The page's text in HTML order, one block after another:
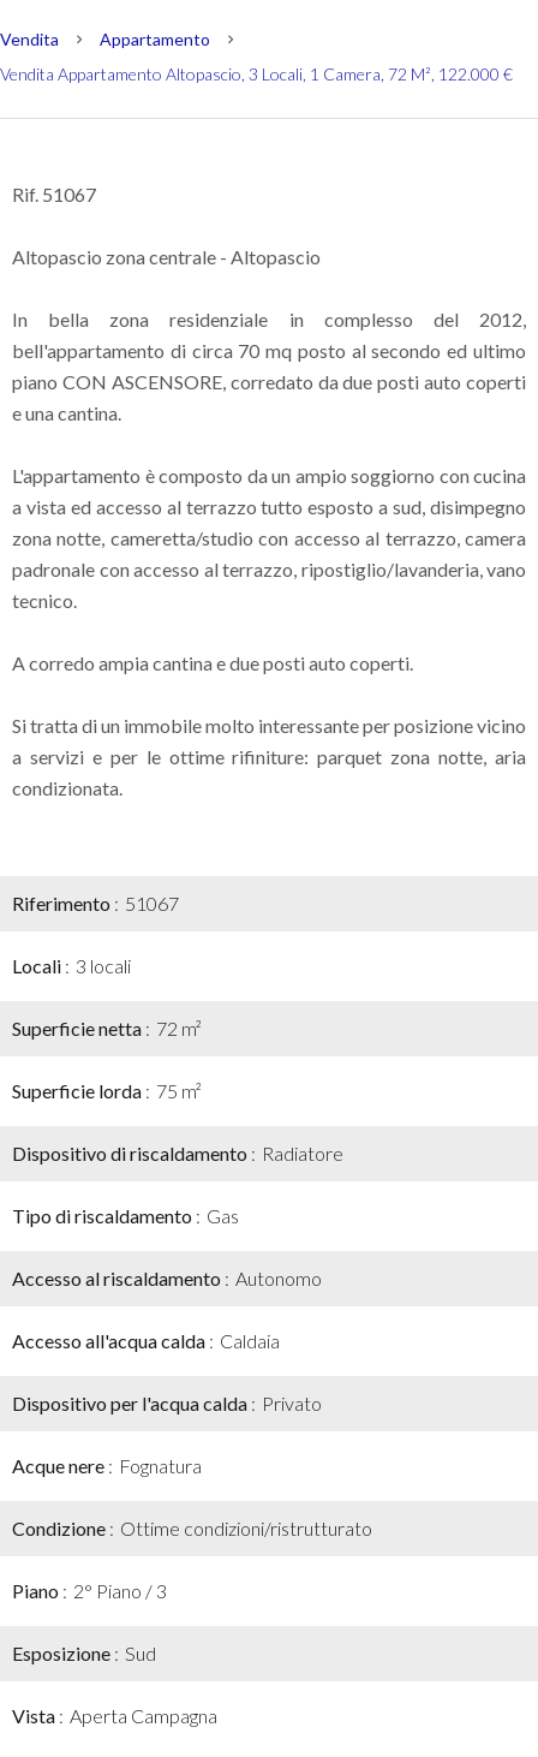
Vendita
Appartamento
Vendita Appartamento Altopascio, 3 Locali, 1 Camera, 72 M², 122.000 €
Rif. 51067
Altopascio zona centrale - Altopascio
In bella zona residenziale in complesso del 2012,
bell'appartamento di circa 70 mq posto al secondo ed ultimo
piano CON ASCENSORE, corredato da due posti auto coperti
e una cantina.
L'appartamento è composto da un ampio soggiorno con cucina
a vista ed accesso al terrazzo tutto esposto a sud, disimpegno
zona notte, cameretta/studio con accesso al terrazzo, camera
padronale con accesso al terrazzo, ripostiglio/lavanderia, vano
tecnico.
A corredo ampia cantina e due posti auto coperti.
Si tratta di un immobile molto interessante per posizione vicino
a servizi e per le ottime rifiniture: parquet zona notte, aria
condizionata.
Riferimento 51067
Locali 3 locali
Superficie netta 72 m²
Superficie lorda 75 m²
Dispositivo di riscaldamento Radiatore
Tipo di riscaldamento Gas
Accesso al riscaldamento Autonomo
Accesso all'acqua calda Caldaia
Dispositivo per l'acqua calda Privato
Acque nere Fognatura
Condizione Ottime condizioni/ristrutturato
Piano 2° Piano / 3
Esposizione Sud
Vista Aperta Campagna